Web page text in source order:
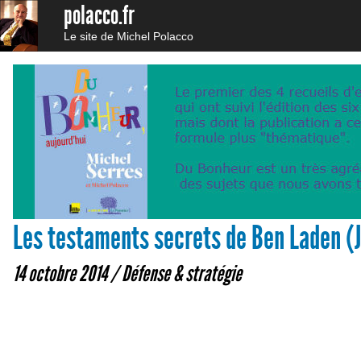
polacco.fr
Le site de Michel Polacco
Les testaments secrets de Ben Laden
14 octobre 2014 /Défense & stratégie